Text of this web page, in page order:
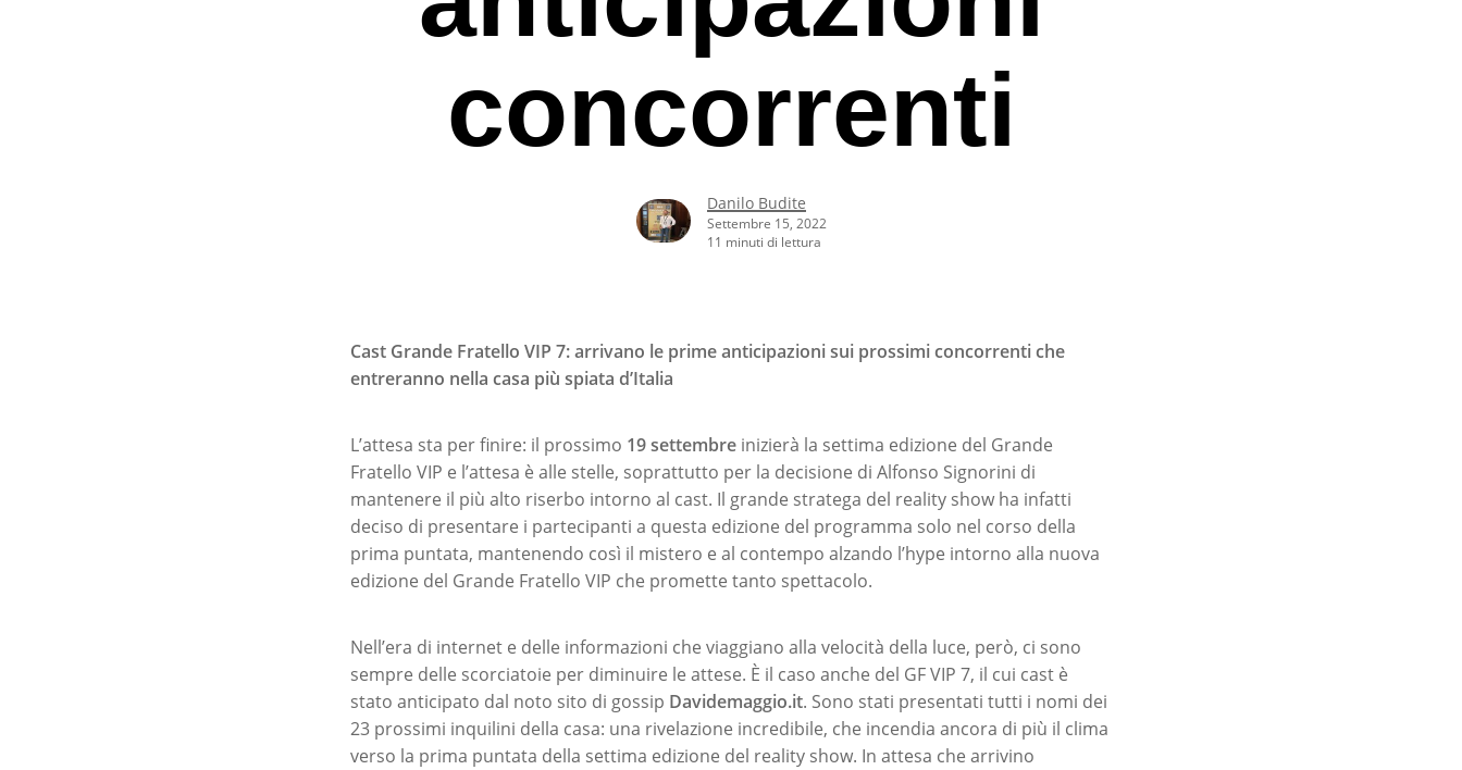
Premi invio per cercare o ESC per uscire
concorrenti
Danilo Budite
Settembre 15, 2022
11 minuti di lettura
Cast Grande Fratello VIP 7: arrivano le prime anticipazioni sui prossimi concorrenti che
entreranno nella casa più spiata d’Italia
L’attesa sta per finire: il prossimo 19 settembre inizierà la settima edizione del Grande
Fratello VIP e l’attesa è alle stelle, soprattutto per la decisione di Alfonso Signorini di
mantenere il più alto riserbo intorno al cast. Il grande stratega del reality show ha infatti
deciso di presentare i partecipanti a questa edizione del programma solo nel corso della
prima puntata, mantenendo così il mistero e al contempo alzando l’hype intorno alla nuova
edizione del Grande Fratello VIP che promette tanto spettacolo.
Nell’era di internet e delle informazioni che viaggiano alla velocità della luce, però, ci sono
sempre delle scorciatoie per diminuire le attese. È il caso anche del GF VIP 7, il cui cast è
stato anticipato dal noto sito di gossip Davidemaggio.it. Sono stati presentati tutti i nomi dei
23 prossimi inquilini della casa: una rivelazione incredibile, che incendia ancora di più il clima
verso la prima puntata della settima edizione del reality show. In attesa che arrivino